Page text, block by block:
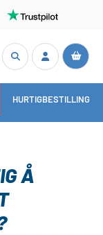
HURTIGBESTILLING
Å